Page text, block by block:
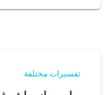
تفسيرات مختلفة